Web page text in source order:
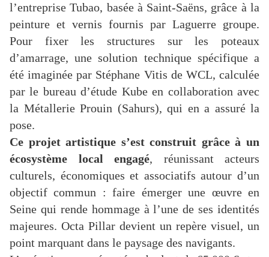
l’entreprise Tubao, basée à Saint-Saëns, grâce à la
peinture et vernis fournis par Laguerre groupe.
Pour fixer les structures sur les poteaux
d’amarrage, une solution technique spécifique a
été imaginée par Stéphane Vitis de WCL, calculée
par le bureau d’étude Kube en collaboration avec
la Métallerie Prouin (Sahurs), qui en a assuré la
pose.
Ce projet artistique s’est construit grâce à un
écosystème local engagé, réunissant acteurs
culturels, économiques et associatifs autour d’un
objectif commun : faire émerger une œuvre en
Seine qui rende hommage à l’une de ses identités
majeures. Octa Pillar devient un repère visuel, un
point marquant dans le paysage des navigants.